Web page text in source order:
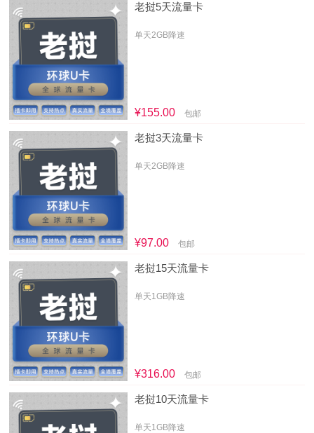
老挝5天流量卡
单天2GB降速
¥155.00 包邮
老挝3天流量卡
单天2GB降速
¥97.00 包邮
老挝15天流量卡
单天1GB降速
¥316.00 包邮
老挝10天流量卡
单天1GB降速